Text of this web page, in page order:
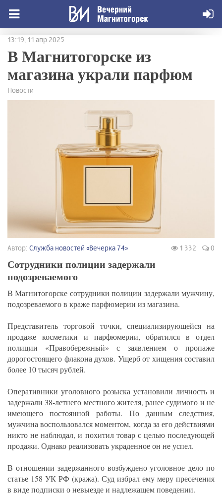
13:19, 11 апр 2025
В Магнитогорске из
магазина украли парфюм
Новости
Автор: Служба новостей «Вечерка 74» 1 332 0
Сотрудники полиции задержали
подозреваемого
В Магнитогорске сотрудники полиции задержали мужчину,
подозреваемого в краже парфюмерии из магазина.​
Представитель торговой точки, специализирующейся на
продаже косметики и парфюмерии, обратился в отдел
полиции «Правобережный» с заявлением о пропаже
дорогостоящего флакона духов. Ущерб от хищения составил
более 10 тысяч рублей.​
Оперативники уголовного розыска установили личность и
задержали 38-летнего местного жителя, ранее судимого и не
имеющего постоянной работы. По данным следствия,
мужчина воспользовался моментом, когда за его действиями
никто не наблюдал, и похитил товар с целью последующей
продажи. Однако реализовать украденное он не успел.​
В отношении задержанного возбуждено уголовное дело по
статье 158 УК РФ (кража). Суд избрал ему меру пресечения
в виде подписки о невыезде и надлежащем поведении.